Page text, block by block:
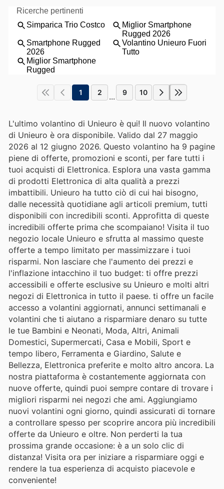
1 2 ... 9 10
L'ultimo volantino di Unieuro è qui! Il nuovo volantino
di Unieuro è ora disponibile. Valido dal 27 maggio
2026 al 12 giugno 2026. Questo volantino ha 9 pagine
piene di offerte, promozioni e sconti, per fare tutti i
tuoi acquisti di Elettronica. Esplora una vasta gamma
di prodotti Elettronica di alta qualità a prezzi
imbattibili. Unieuro ha tutto ciò di cui hai bisogno,
dalle necessità quotidiane agli articoli premium, tutti
disponibili con incredibili sconti. Approfitta di queste
incredibili offerte prima che scompaiano! Visita il tuo
negozio locale Unieuro e sfrutta al massimo queste
offerte a tempo limitato per massimizzare i tuoi
risparmi. Non lasciare che l'aumento dei prezzi e
l'inflazione intacchino il tuo budget: ti offre prezzi
accessibili e offerte esclusive su Unieuro e molti altri
negozi di Elettronica in tutto il paese. ti offre un facile
accesso a volantini aggiornati, annunci settimanali e
volantini che ti aiutano a risparmiare denaro su tutte
le tue Bambini e Neonati, Moda, Altri, Animali
Domestici, Supermercati, Casa e Mobili, Sport e
tempo libero, Ferramenta e Giardino, Salute e
Bellezza, Elettronica preferite e molto altro ancora. La
nostra piattaforma è costantemente aggiornata con
nuove offerte, quindi puoi sempre contare di trovare i
migliori risparmi nei negozi che ami. Aggiungiamo
nuovi volantini ogni giorno, quindi assicurati di tornare
a controllare spesso per scoprire ancora più incredibili
offerte da Unieuro e oltre. Non perderti la tua
prossima grande occasione: è a un solo clic di
distanza! Visita ora per iniziare a risparmiare oggi e
rendere la tua esperienza di acquisto piacevole e
conveniente!